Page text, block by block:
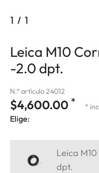
1 / 1
Leica M10
-2.0 dpt.
N.º artículo 24012
$4,600.00 * *
Elige:
Leica
dpt.